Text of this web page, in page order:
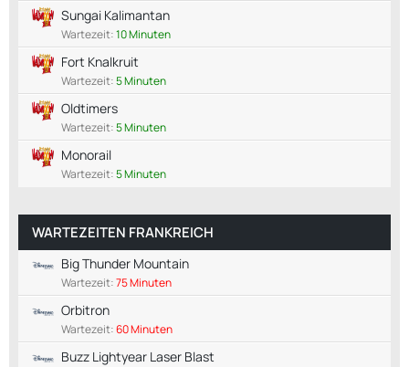
Sungai Kalimantan
Wartezeit:10 Minuten
Fort Knalkruit
Wartezeit:5 Minuten
Oldtimers
Wartezeit:5 Minuten
Monorail
Wartezeit:5 Minuten
WARTEZEITEN FRANKREICH
Big Thunder Mountain
Wartezeit:75 Minuten
Orbitron
Wartezeit:60 Minuten
Buzz Lightyear Laser Blast